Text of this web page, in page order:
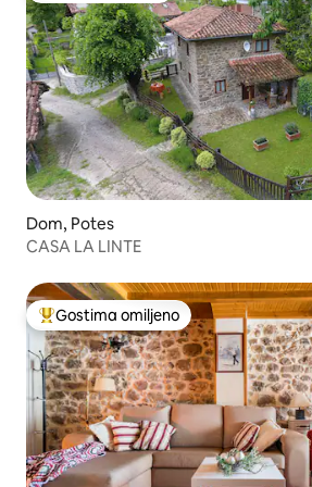
Dom, Potes
CASA LA LINTE
Najuspešniji među gostima omiljenim
Gostima omiljeno